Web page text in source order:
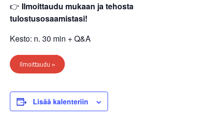
👉 Ilmoittaudu mukaan ja tehosta
tulostusosaamistasi!
Kesto: n. 30 min + Q&A
Ilmoittaudu »
Lisää kalenteriin